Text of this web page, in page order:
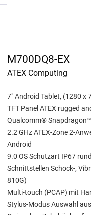
M700DQ8-EX
ATEX Computing
7" Android Tablet, (1280 x
TFT Panel ATEX rugged
Qualcomm®
2.2 GHz ATEX-Zone 2-
Android
9.0 OS Schutzart IP67
Schnittstellen Schock-,
810G)
Multi-touch (PCAP) mit
Stylus-Modus Auswahl